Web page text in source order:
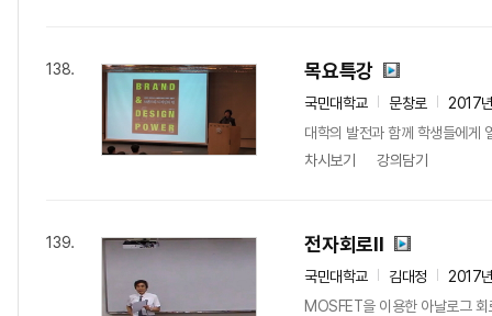
138. 목요특강
국민대학교 문창로
2017
대학의 발전과 함께 학생들에게
차시보기
강의담기
139. 전자회로II
국민대학교 김대정
2017
MOSFET을 이용한 아날로그 회